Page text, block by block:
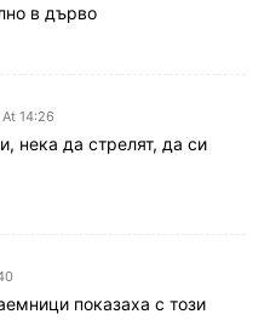
в дърво
14:26
нека да стрелят, да си
показаха с този